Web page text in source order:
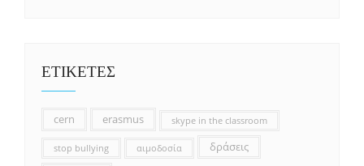
ΕΤΙΚΕΤΕΣ
cern erasmus skype in the classroom
stop bullying αιμοδοσία
δράσεις